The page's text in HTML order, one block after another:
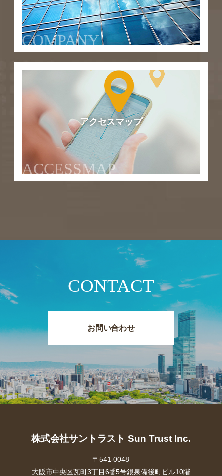
COMPANY
アクセスマップ
ACCESSMAP
CONTACT
お問い合わせ
株式会社サントラスト Sun Trust Inc.
〒541-0048
大阪市中央区瓦町3丁目6番5号銀泉備後町ビル10階